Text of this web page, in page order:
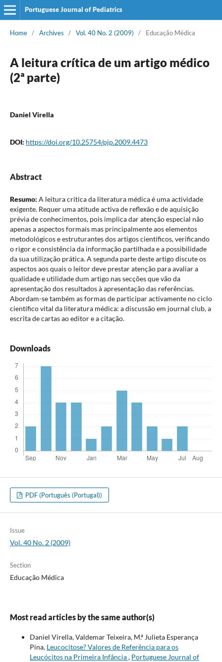
Portuguese Journal of Pediatrics
Home / Archives / Vol. 40 No. 2 (2009) / Educação Médica
A leitura crítica de um artigo médico
(2ª parte)
Daniel Virella
DOI: https://doi.org/10.25754/pjp.2009.4473
Abstract
Resumo: A leitura crítica da literatura médica é uma actividade
exigente. Requer uma atitude activa de reflexão e de aquisição
prévia de conhecimentos, pois implica dar atenção especial não
apenas a aspectos formais mas principalmente aos elementos
metodológicos e estruturantes dos artigos científicos, verificando
o rigor e consistência da informação partilhada e a possibilidade
da sua utilização prática. A segunda parte deste artigo discute os
aspectos aos quais o leitor deve prestar atenção para avaliar a
qualidade e utilidade dum artigo nas secções que vão da
apresentação dos resultados à apresentação das referências.
Abordam-se também as formas de participar activamente no ciclo
científico vital da literatura médica: a discussão em journal club, a
escrita de cartas ao editor e a citação.
Downloads
PDF (Português (Portugal))
Issue
Vol. 40 No. 2 (2009)
Section
Educação Médica
Most read articles by the same author(s)
Daniel Virella, Valdemar Teixeira, M.ª Julieta Esperança
Pina, Leucocitose? Valores de Referência para os
Leucócitos na Primeira Infância, Portuguese Journal of